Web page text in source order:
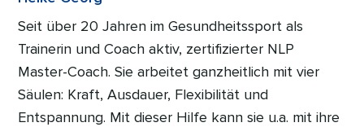
Seit über 20 Jahren im Gesundheitssport als
Trainerin und Coach aktiv, zertifizierter NLP
Master-Coach. Sie arbeitet ganzheitlich mit vier
Säulen: Kraft, Ausdauer, Flexibilität und
Entspannung. Mit dieser Hilfe kann sie u.a. mit ihre